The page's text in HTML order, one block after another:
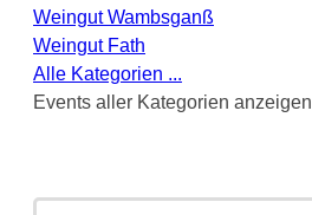
Weingut Wambsganß
Weingut Fath
Alle Kategorien ...
Events aller Kategorien anzeigen